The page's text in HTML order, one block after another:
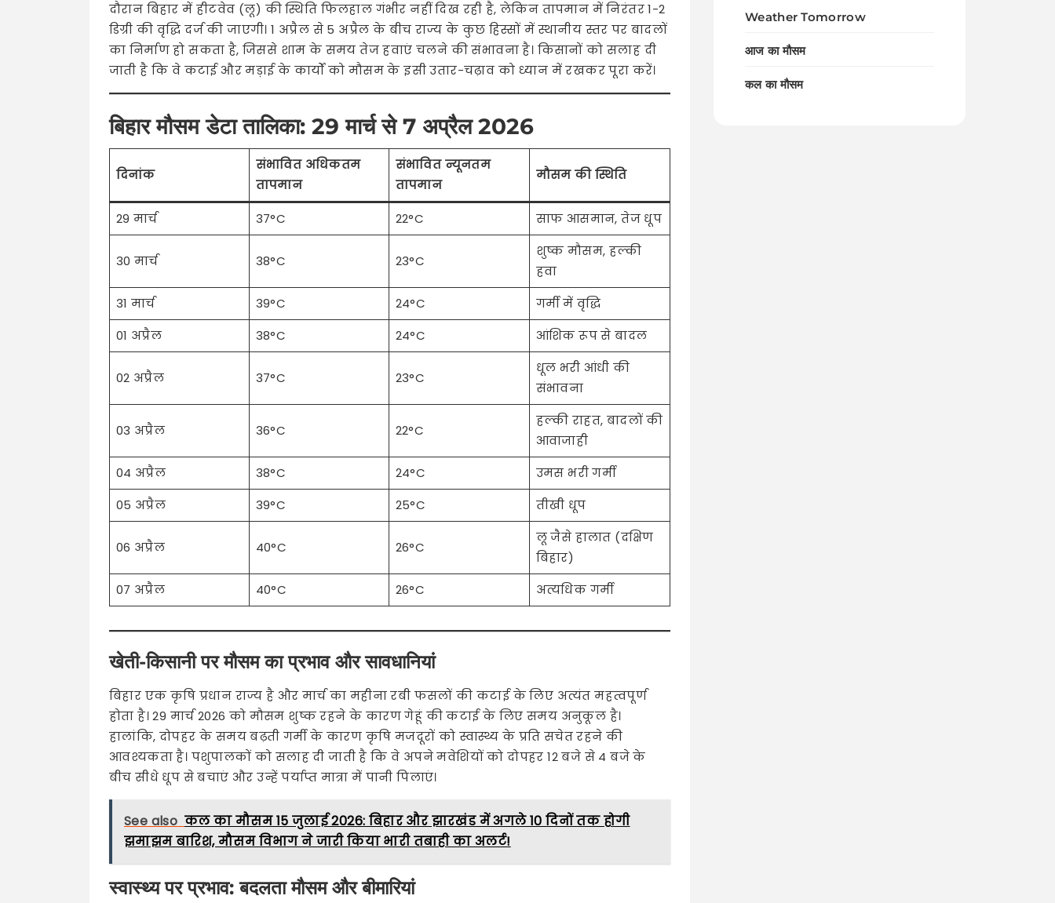
दौरान बिहार में हीटवेव (लू) की स्थिति फिलहाल गंभीर नहीं दिख रही है, लेकिन तापमान में निरंतर 1-2
डिग्री की वृद्धि दर्ज की जाएगी। 1 अप्रैल से 5 अप्रैल के बीच राज्य के कुछ हिस्सों में स्थानीय स्तर पर बादलों
का निर्माण हो सकता है, जिससे शाम के समय तेज हवाएं चलने की संभावना है। किसानों को सलाह दी
जाती है कि वे कटाई और मड़ाई के कार्यों को मौसम के इसी उतार-चढ़ाव को ध्यान में रखकर पूरा करें।
बिहार मौसम डेटा तालिका: 29 मार्च से 7 अप्रैल 2026
दिनांक
संभावित अधिकतम
तापमान
संभावित न्यूनतम
तापमान
मौसम की स्थिति
29 मार्च 37°C 22°C साफ आसमान, तेज धूप
30 मार्च 38°C 23°C
शुष्क मौसम, हल्की
हवा
31 मार्च
39°C 24°C
गर्मी में वृद्धि
01 अप्रैल
38°C 24°C आंशिक रूप से बादल
02 अप्रैल 37°C 23°C
धूल भरी आंधी की
संभावना
03 अप्रैल 36°C 22°C
हल्की राहत, बादलों की
आवाजाही
04 अप्रैल
38°C 24°C
उमस भरी गर्मी
05 अप्रैल
39°C 25°C तीखी धूप
06 अप्रैल 40°C 26°C
लू जैसे हालात (दक्षिण
बिहार)
07 अप्रैल
40°C 26°C अत्यधिक गर्मी
खेती-किसानी पर मौसम का प्रभाव और सावधानियां
बिहार एक कृषि प्रधान राज्य है और मार्च का महीना रबी फसलों की कटाई के लिए अत्यंत महत्वपूर्ण
होता है। 29 मार्च 2026 को मौसम शुष्क रहने के कारण गेहूं की कटाई के लिए समय अनुकूल है।
हालांकि, दोपहर के समय बढ़ती गर्मी के कारण कृषि मजदूरों को स्वास्थ्य के प्रति सचेत रहने की
आवश्यकता है। पशुपालकों को सलाह दी जाती है कि वे अपने मवेशियों को दोपहर 12 बजे से 4 बजे के
बीच सीधे धूप से बचाएं और उन्हें पर्याप्त मात्रा में पानी पिलाएं।
See also कल का मौसम 15 जुलाई 2026: बिहार और झारखंड में अगले 10 दिनों तक होगी
झमाझम बारिश, मौसम विभाग ने जारी किया भारी तबाही का अलर्ट!
स्वास्थ्य पर प्रभाव: बदलता मौसम और बीमारियां
Weather Tomorrow
आज का मौसम
कल का मौसम